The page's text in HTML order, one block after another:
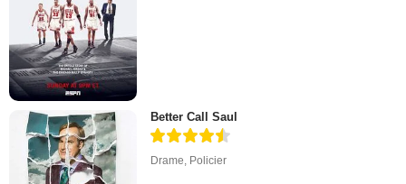
Better Call Saul
Drame, Policier